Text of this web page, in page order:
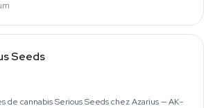
Seeds
de cannabis Serious Seeds chez Azarius — AK-